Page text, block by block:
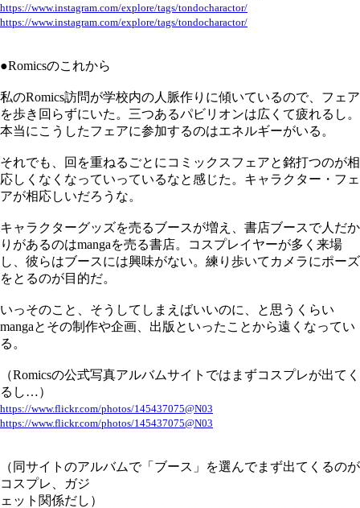
https://www.instagram.com/explore/tags/tondocharactor/
https://www.instagram.com/explore/tags/tondocharactor/
●Romicsのこれから
私のRomics訪問が学校内の人脈作りに傾いているので、フェア
を歩き回らずにいた。三つあるパビリオンは広くて疲れるし。
本当にこうしたフェアに参加するのはエネルギーがいる。
それでも、回を重ねるごとにコミックスフェアと銘打つのが相
応しくなくなっていっているなと感じた。キャラクター・フェ
アが相応しいだろうな。
キャラクターグッズを売るブースが増え、書店ブースで人だか
りがあるのはmangaを売る書店。コスプレイヤーが多く来場
し、彼らはブースには興味がない。練り歩いてカメラにポーズ
をとるのが目的だ。
いっそのこと、そうしてしまえばいいのに、と思うくらい
mangaとその制作や企画、出版といったことから遠くなってい
る。
（Romicsの公式写真アルバムサイトではまずコスプレが出てく
るし…）
https://www.flickr.com/photos/145437075@N03
https://www.flickr.com/photos/145437075@N03
（同サイトのアルバムで「ブース」を選んでまず出てくるのが
コスプレ、ガジ
ェット関係だし）